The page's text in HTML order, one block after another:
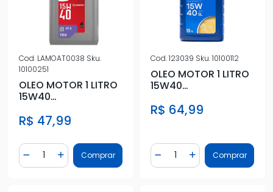
Cod. LAMOAT0038 Sku.
10100251
OLEO MOTOR 1 LITRO
15W40
R$ 47,99
Diminuir Quantidade
Quantidade
Adicionar Quantidade
Comprar
Cod.123039 Sku.10100112
OLEO MOTOR 1 LITRO
15W40
R$ 64,99
Diminuir Quantidade
Quantidade
AdicionarComprar